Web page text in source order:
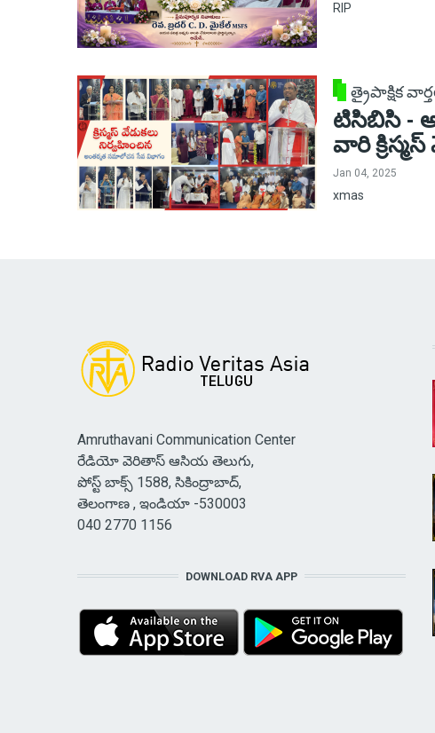
RIP
త్రైపాక్షిక
టిసిబిసి -
వారి క్రిస్మస్
Jan 04, 2025
xmas
Amruthavani Communication Center
రేడియో వెరితాస్ ఆసియ తెలుగు,
పోస్ట్ బాక్స్ 1588, సికింద్రాబాద్,
తెలంగాణ , ఇండియా -530003
040 2770 1156
DOWNLOAD RVA APP